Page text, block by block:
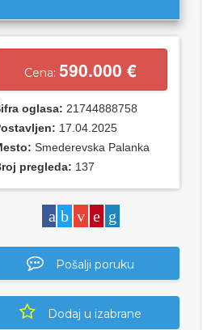
Cena:590.000 €
oglasa: 21744888758
17.04.2025
Smederevska Palanka
pregleda: 137
Pošalji poruku
Dodaj u izabrane